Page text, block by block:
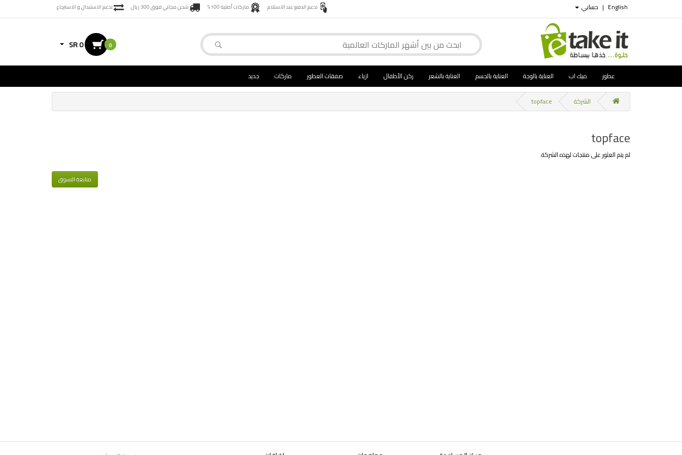
English
| حسابي ندعم الدفع عند الاستلام ماركات أصلية 100% شحن مجاني فوق 300 ريال ندعم الاستبدال و الاسترجاع
0
SR 0
عطور ميك اب العناية بالوجة العناية بالجسم العناية بالشعر ركن الأطفال ازياء صفقات العطور ماركات جديد
الشركة topface
topface
لم يتم العثور على منتجات لهذه الشركة.
متابعة التسوق